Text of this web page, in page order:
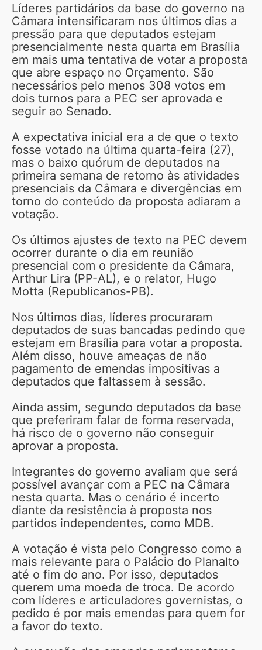
Líderes partidários da base do governo na
Câmara intensificaram nos últimos dias a
pressão para que deputados estejam
presencialmente nesta quarta em Brasília
em mais uma tentativa de votar a proposta
que abre espaço no Orçamento. São
necessários pelo menos 308 votos em
dois turnos para a PEC ser aprovada e
seguir ao Senado.
A expectativa inicial era a de que o texto
fosse votado na última quarta-feira (27),
mas o baixo quórum de deputados na
primeira semana de retorno às atividades
presenciais da Câmara e divergências em
torno do conteúdo da proposta adiaram a
votação.
Os últimos ajustes de texto na PEC devem
ocorrer durante o dia em reunião
presencial com o presidente da Câmara,
Arthur Lira (PP-AL), e o relator, Hugo
Motta (Republicanos-PB).
Nos últimos dias, líderes procuraram
deputados de suas bancadas pedindo que
estejam em Brasília para votar a proposta.
Além disso, houve ameaças de não
pagamento de emendas impositivas a
deputados que faltassem à sessão.
Ainda assim, segundo deputados da base
que preferiram falar de forma reservada,
há risco de o governo não conseguir
aprovar a proposta.
Integrantes do governo avaliam que será
possível avançar com a PEC na Câmara
nesta quarta. Mas o cenário é incerto
diante da resistência à proposta nos
partidos independentes, como MDB.
A votação é vista pelo Congresso como a
mais relevante para o Palácio do Planalto
até o fim do ano. Por isso, deputados
querem uma moeda de troca. De acordo
com líderes e articuladores governistas, o
pedido é por mais emendas para quem for
a favor do texto.